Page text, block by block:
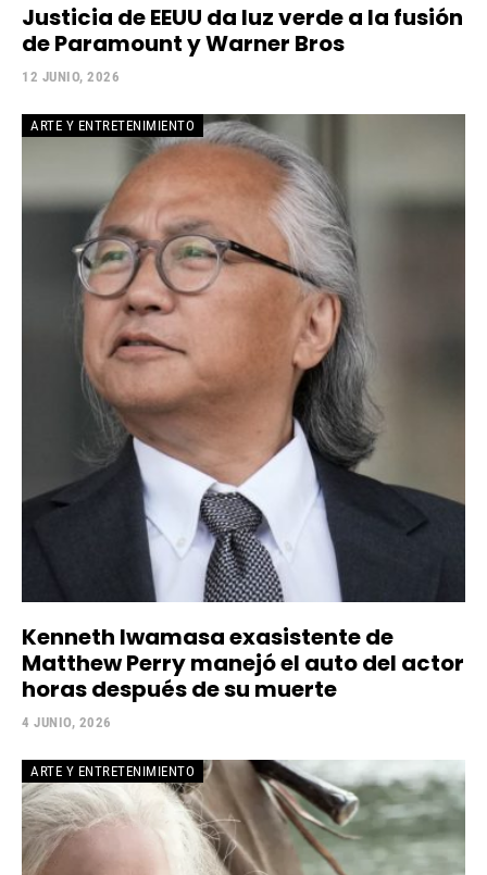
Justicia de EEUU da luz verde a la fusión
de Paramount y Warner Bros
12 JUNIO, 2026
ARTE Y ENTRETENIMIENTO
Kenneth Iwamasa exasistente de
Matthew Perry manejó el auto del actor
horas después de su muerte
4 JUNIO, 2026
ARTE Y ENTRETENIMIENTO